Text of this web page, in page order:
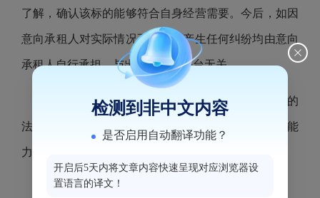
了解，确认该标的能够符合自身经营需要。今后，如因
意向承租人对实际情况不了解而产生任何纠纷均由意向
承租人自行承担，与出租方和本平台无关。
8、意向承租人应当具备的基本条件：合法存续的
法人或企、事业单位或其他组织或具有完全民事行为能
力的自然人。
9、对承租人的主要要求：
检测到非中文内容
是否启用自动翻译功能？
开启后5天内将文章内容快速呈现对应浏览器设
置语言的译文！